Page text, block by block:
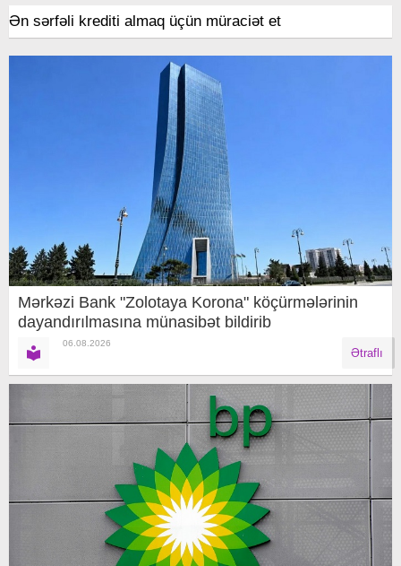
Ən sərfəli krediti almaq üçün müraciət et
Mərkəzi Bank "Zolotaya Korona" köçürmələrinin
dayandırılmasına münasibət bildirib
06.08.2026
Ətraflı